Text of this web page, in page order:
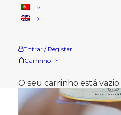
Entrar / Registar
Carrinho
O seu carrinho está vazio.